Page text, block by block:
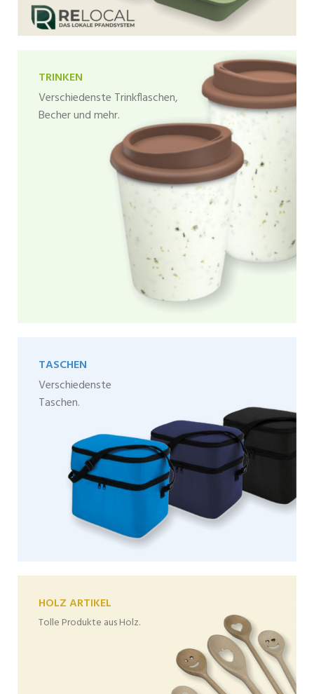
TRINKEN
Verschiedenste Trinkflaschen,
Becher und mehr.
TASCHEN
Verschiedenste
Taschen.
HOLZ ARTIKEL
Tolle Produkte aus Holz.